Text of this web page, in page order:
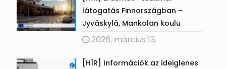
látogatás Finnországban –
Jyväskylä, Mankolan koulu
2026. március 13.
[HÍR] Információk az ideiglenes